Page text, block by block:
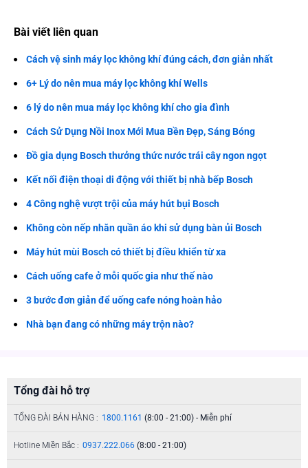
Bài viết liên quan
Cách vệ sinh máy lọc không khí đúng cách, đơn giản nhất
6+ Lý do nên mua máy lọc không khí Wells
6 lý do nên mua máy lọc không khí cho gia đình
Cách Sử Dụng Nồi Inox Mới Mua Bền Đẹp, Sáng Bóng
Đồ gia dụng Bosch thưởng thức nước trái cây ngon ngọt
Kết nối điện thoại di động với thiết bị nhà bếp Bosch
4 Công nghệ vượt trội của máy hút bụi Bosch
Không còn nếp nhăn quần áo khi sử dụng bàn ủi Bosch
Máy hút mùi Bosch có thiết bị điều khiển từ xa
Cách uống cafe ở mỗi quốc gia như thế nào
3 bước đơn giản để uống cafe nóng hoàn hảo
Nhà bạn đang có những máy trộn nào?
Tổng đài hỗ trợ
TỔNG ĐÀI BÁN HÀNG : 1800.1161 (8:00 - 21:00) - Miễn phí
Hotline Miền Bắc : 0937.222.066 (8:00 - 21:00)